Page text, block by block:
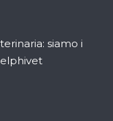
siamo i